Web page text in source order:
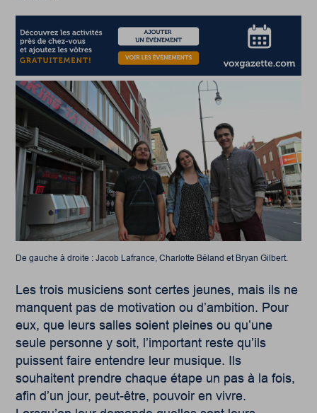
De gauche à droite : Jacob Lafrance, Charlotte Béland et Bryan Gilbert.
Les trois musiciens sont certes jeunes, mais ils ne
manquent pas de motivation ou d’ambition. Pour
eux, que leurs salles soient pleines ou qu’une
seule personne y soit, l’important reste qu’ils
puissent faire entendre leur musique. Ils
souhaitent prendre chaque étape un pas à la fois,
afin d’un jour, peut-être, pouvoir en vivre.